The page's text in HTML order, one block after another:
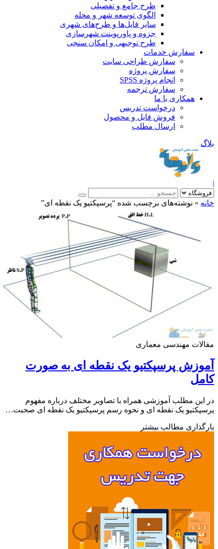
طرح جامع و تفصیلی
الگوی توسعه شهر و محله
سایر فایل‌ها و طرح‌های شهری
جزوه و پاورپوینت شهرسازی
طرح توجیهی و امکان سنجی
سفارش خدمات
سفارش طراحی سایت
سفارش پروژه
انجام پروژه SPSS
سفارش ترجمه
همکاری با ما
درخواست تدریس
فروش فایل و محصول
ارسال مطلب
»نوشته‌های برچسب شده “پرسپکتیو یک نقطه ای”
مهندسی معماری
پرسپکتیو یک نقطه ای به صورت
مطلب آموزشی همراه با تصاویر مختلف درباره مفهوم
یک نقطه ای و نحوه رسم پرسپکتیو یک نقطه ای صحبت…
مطالب بیشتر